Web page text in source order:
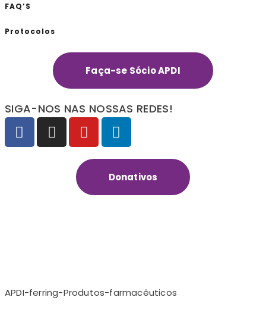
FAQ’S
Protocolos
Faça-se Sócio APDI
SIGA-NOS NAS NOSSAS REDES!
Donativos
APDI-ferring-Produtos-farmacêuticos